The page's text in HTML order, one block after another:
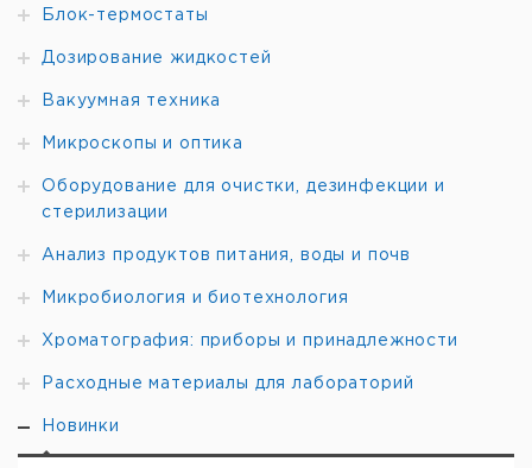
Блок-термостаты
Дозирование жидкостей
Вакуумная техника
Микроскопы и оптика
Оборудование для очистки, дезинфекции и
стерилизации
Анализ продуктов питания, воды и почв
Микробиология и биотехнология
Хроматография: приборы и принадлежности
Расходные материалы для лабораторий
Новинки